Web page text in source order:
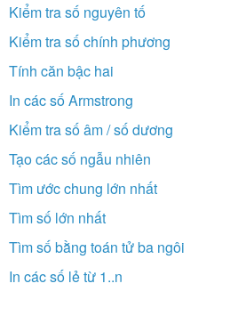
Kiểm tra số nguyên tố
Kiểm tra số chính phương
Tính căn bậc hai
In các số Armstrong
Kiểm tra số âm / số dương
Tạo các số ngẫu nhiên
Tìm ước chung lớn nhất
Tìm số lớn nhất
Tìm số bằng toán tử ba ngôi
In các số lẻ từ 1..n